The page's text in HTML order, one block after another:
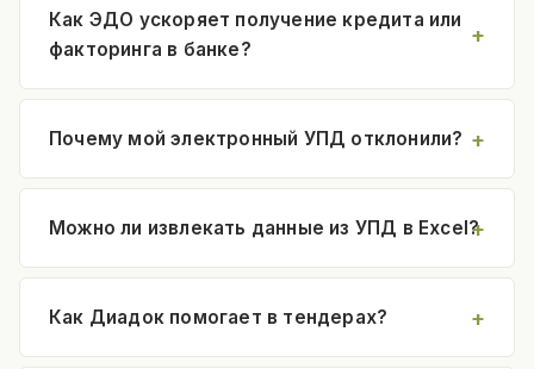
Как ЭДО ускоряет получение кредита или
факторинга в банке?
Почему мой электронный УПД отклонили?
Можно ли извлекать данные из УПД в Excel?
Как Диадок помогает в тендерах?